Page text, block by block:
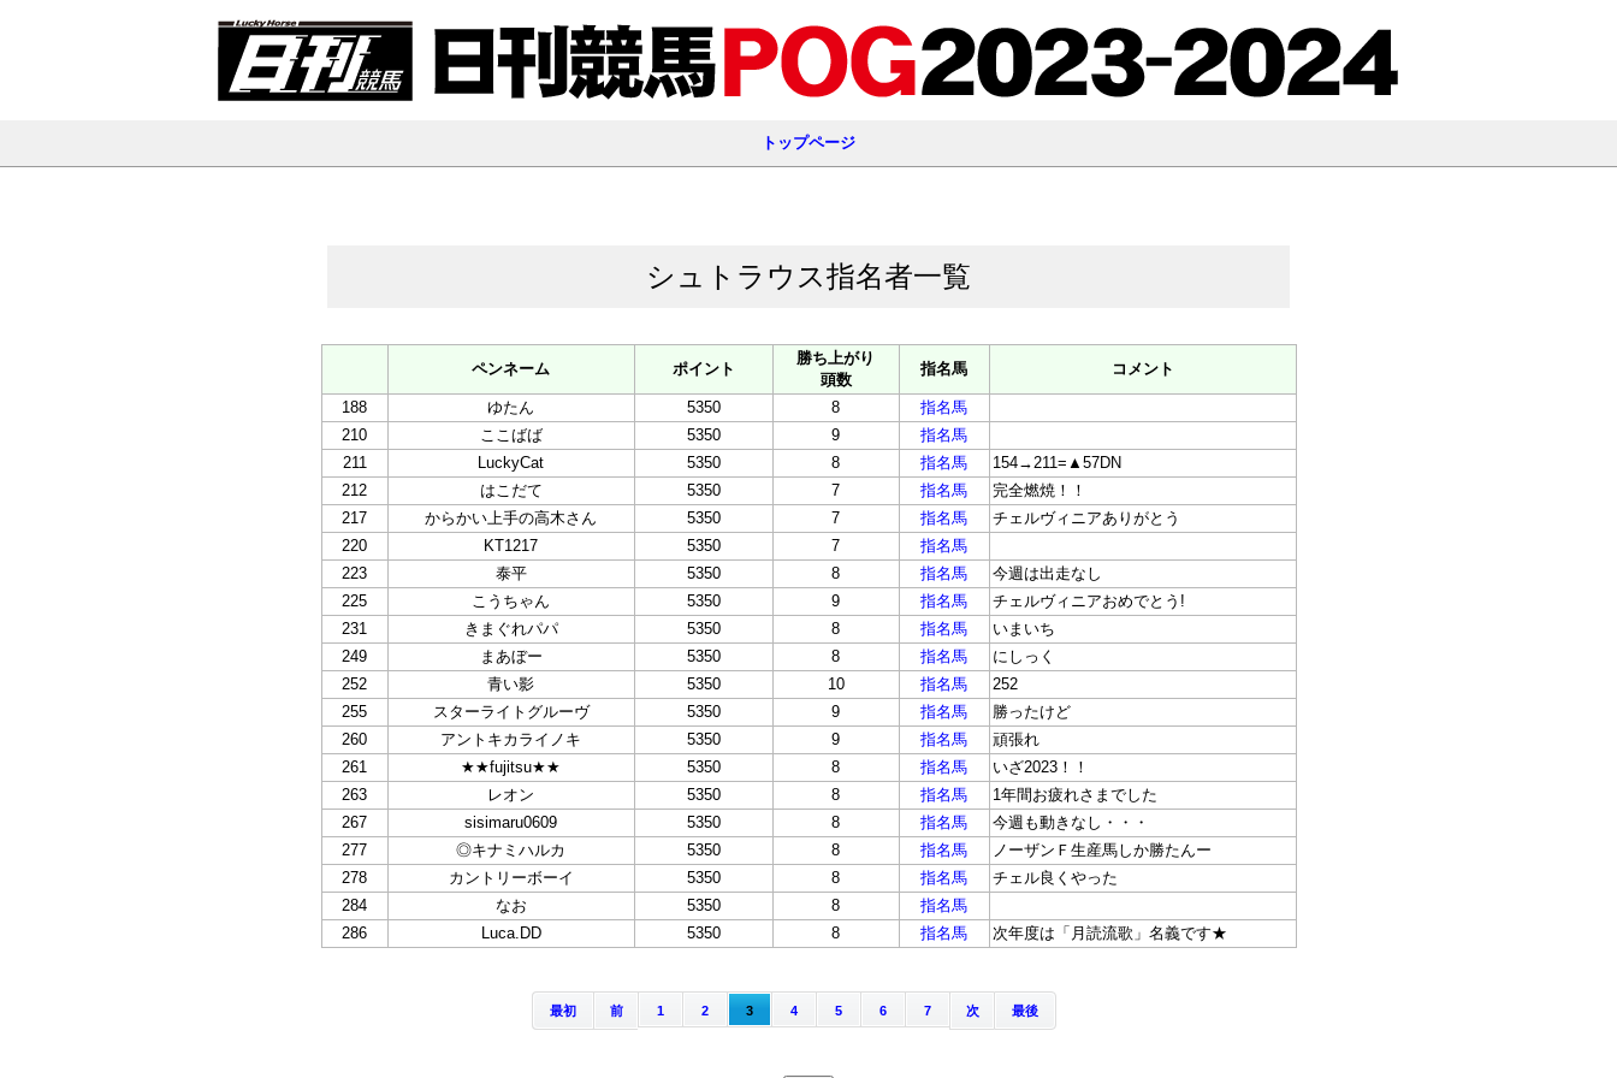
トップページ
シュトラウス指名者一覧
ペンネーム ポイント
勝ち上がり
頭数
指名馬 コメント
188 ゆたん 5350 8
指名馬
210
ここばば 5350 9
指名馬
211
LuckyCat 5350 8 指名馬
154→211=▲57DN
212
はこだて 5350 7 指名馬
完全燃焼！！
217
からかい上手の高木さん 5350 7 指名馬
チェルヴィニアありがとう
220
KT1217 5350 7
指名馬
223
泰平 5350 8 指名馬
今週は出走なし
225
こうちゃん 5350 9 指名馬
チェルヴィニアおめでとう!
231
きまぐれパパ 5350 8 指名馬
いまいち
249
まあぼー 5350 8 指名馬
にしっく
252
青い影 5350 10 指名馬
252
255
スターライトグルーヴ 5350 9 指名馬
勝ったけど
260
アントキカライノキ 5350 9 指名馬
頑張れ
261
★★fujitsu★★ 5350 8 指名馬
いざ2023！！
263
レオン 5350 8 指名馬
1年間お疲れさまでした
267
sisimaru0609 5350 8 指名馬
今週も動きなし・・・
277
◎キナミハルカ 5350 8 指名馬
ノーザンＦ生産馬しか勝たんー
278
カントリーボーイ 5350 8 指名馬
チェル良くやった
284
なお 5350 8
指名馬
286
Luca.DD 5350 8 指名馬 次年度は「月読流歌」名義です★
最初 前 1 2 3 4 5 6 7 次 最後